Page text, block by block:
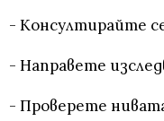
- Консултирайте
- Направете
- Проверете